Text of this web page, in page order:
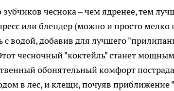
чеснока – чем ядренее, тем
или блендер (можно и просто мелко
с водой, добавив для лучшего
чесночный "коктейль" станет
обонятельный комфорт
в лес, и клещи, почуяв приближение